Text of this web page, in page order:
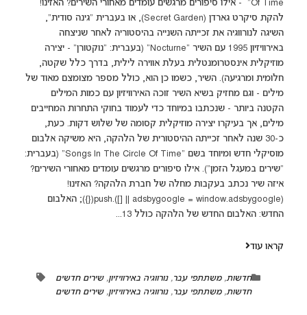
Of Time" - אילו סיפורים מרגשים עומדים מאחורי השירים? האזינו!
להקת סיקרט גארדן (Secret Garden), או בעברית "גינה סודית",
השיגה לנורווגיה את זכייתה השנייה בהיסטוריה לאחר שניצחה
באירוויזיון 1995 עם השיר "Nocturne" (בעברית: "נוקטורן" - יצירה
מוזיקלית אינסטרומנטלית בעלת אווירה לילית, בדרך כלל שקטה,
חלומית ומרגיעה). השיר, כשמו כן הוא, כולל מספר מצומצם מאוד של
מילים - וגם מחזיק בשיא השיר זוכה האירוויזיון עם כמות המילים
הקטנה ביותר - שנכתבו במיוחד כדי לעמוד בחוקי התחרות המחייבים
מילים, אך בעיקרו יצירה מוזיקלית קסומה של שלוש דקות. כעת,
כ-30 שנה לאחר זכייתה ההיסטורית של הלהקה, היא משיקה אלבום
מוסיקלי חדש ומיוחד בשם "Songs In The Circle Of Time" (בעברית:
"שירים במעגל הזמן"). אילו סיפורים מרגשים עומדים מאחורי השירים?
איזה שיר נכתב בעקבות מחלה של חברת הלהקה? האזינו!
(adsbygoogle = window.adsbygoogle || []).push({}); האלבום
החדש: האלבום החדש של הלהקה כולל 13...
קראו עוד
חדשות,משתתפי עבר,נורווגיה באירוויזיון,שירים חדשים
חדשות,משתתפי עבר,נורווגיה באירוויזיון,שירים חדשים